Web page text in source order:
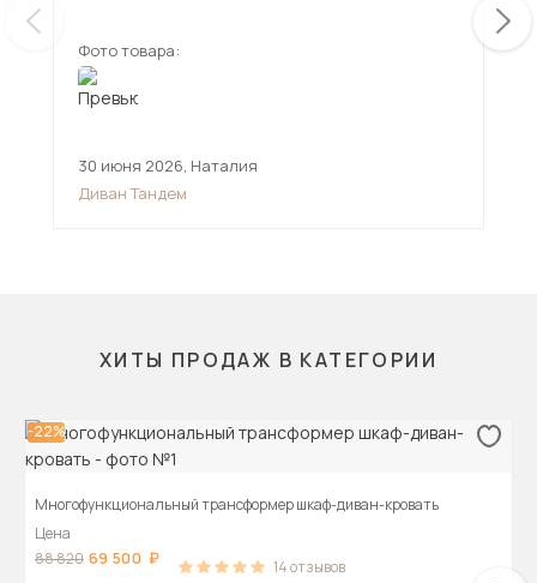
Фото товара:
30 июня 2026, Наталия
Диван Тандем
ХИТЫ ПРОДАЖ В КАТЕГОРИИ
-22%
Многофункциональный трансформер шкаф-диван-кровать
Цена
88 820 69 500 14отзывов